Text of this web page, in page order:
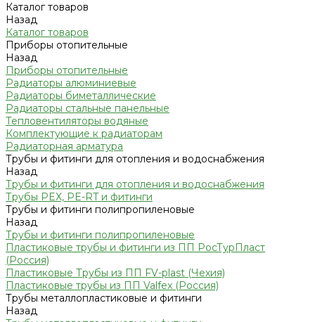
Каталог товаров
Назад
Каталог товаров
Приборы отопительные
Назад
Приборы отопительные
Радиаторы алюминиевые
Радиаторы биметаллические
Радиаторы стальные панельные
Тепловентиляторы водяные
Комплектующие к радиаторам
Радиаторная арматура
Трубы и фитинги для отопления и водоснабжения
Назад
Трубы и фитинги для отопления и водоснабжения
Трубы PEX, PE-RT и фитинги
Трубы и фитинги полипропиленовые
Назад
Трубы и фитинги полипропиленовые
Пластиковые трубы и фитинги из ПП РосТурПласт
(Россия)
Пластиковые Трубы из ПП FV-plast (Чехия)
Пластиковые трубы из ПП Valfex (Россия)
Трубы металлопластиковые и фитинги
Назад